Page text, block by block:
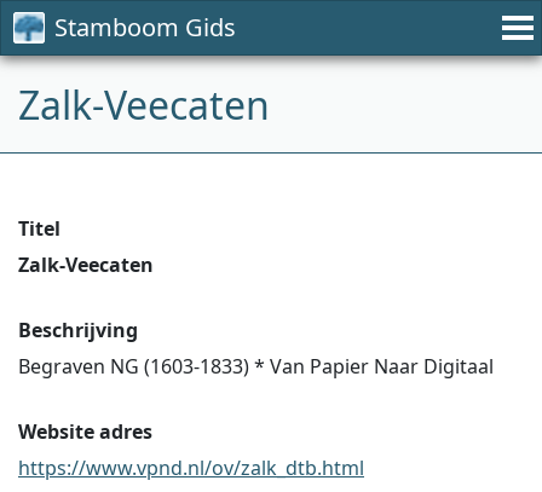
Stamboom Gids
Zalk-Veecaten
Titel
Zalk-Veecaten
Beschrijving
Begraven NG (1603-1833) * Van Papier Naar Digitaal
Website adres
https://www.vpnd.nl/ov/zalk_dtb.html